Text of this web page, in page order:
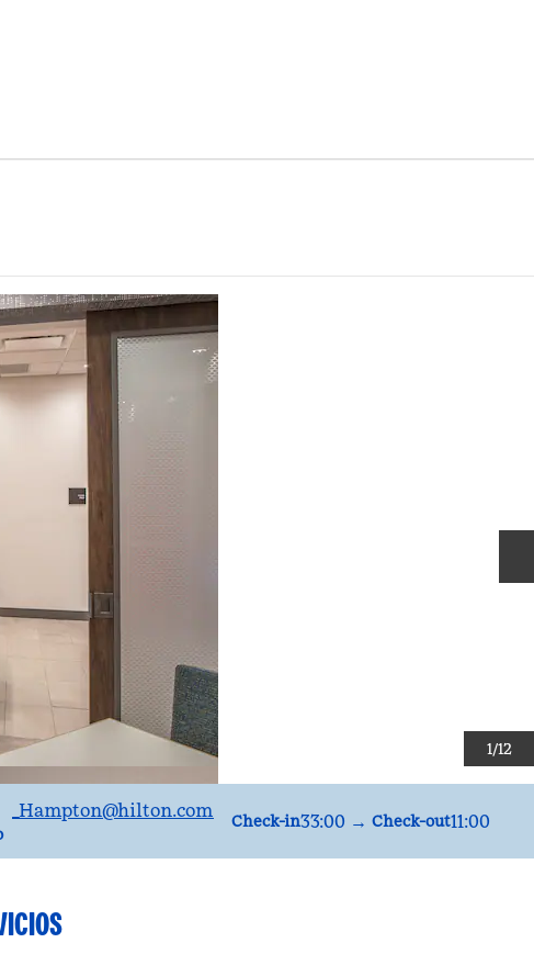
1/12
_Hampton@hilton.com Check-in33:00 → Check-out11:00